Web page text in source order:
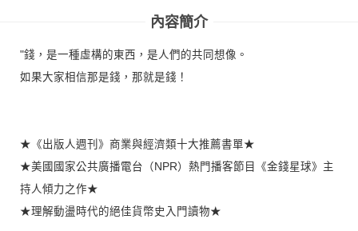
內容簡介
"錢，是一種虛構的東西，是人們的共同想像。
如果大家相信那是錢，那就是錢！
★《出版人週刊》商業與經濟類十大推薦書單★
★美國國家公共廣播電台（NPR）熱門播客節目《金錢星球》主
持人傾力之作★
★理解動盪時代的絕佳貨幣史入門讀物★